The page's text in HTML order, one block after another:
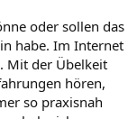
oder sollen das
habe. Im Internet
Mit der Übelkeit
hören,
so praxisnah